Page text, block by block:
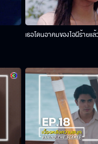
เธอโดนอาคมของไอผีร้ายเเ